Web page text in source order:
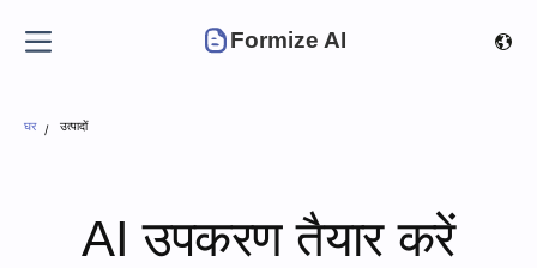
Formize AI
घर उत्पादों
AI उपकरण तैयार करें